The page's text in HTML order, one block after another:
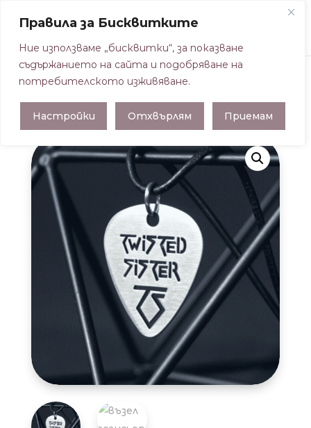
Правила за Бисквитките
Ние използваме „бисквитки“, за показване
съдържанието на сайта и подобряване на
потребителското изживяване.
Настройки Отхвърлям Приемам
Начална страница/ВИСУЛКИ ПЕРЦА/
ВИСУЛКА ПЕРЦЕ TWISTED SISTER